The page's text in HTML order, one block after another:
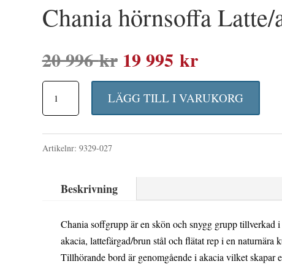
Chania hörnsoffa Latte/
20 996kr Det
ursprungliga
priset
var:
20
19 995 krDet
nuvarande
priset
är:
19
hörnsoffa
Latte/akacia
mängd
LÄGG TILL I VARUKORG
Artikelnr: 9329-027
Beskrivning
Chania soffgrupp är en skön och snygg grupp tillverkad
akacia, lattefärgad/brun stål och flätat rep i en naturnära
Tillhörande bord är genomgående i akacia vilket skapar